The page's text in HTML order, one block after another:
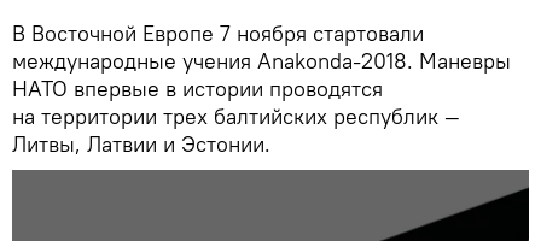
В Восточной Европе 7 ноября стартовали
международные учения Anakonda-2018. Маневры
НАТО впервые в истории проводятся
на территории трех балтийских республик —
Литвы, Латвии и Эстонии.